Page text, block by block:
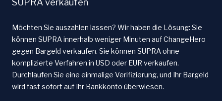
SUPRA verkaufen
Möchten Sie auszahlen lassen? Wir haben die Lösung: Sie
können SUPRA innerhalb weniger Minuten auf ChangeHero
gegen Bargeld verkaufen. Sie können SUPRA ohne
komplizierte Verfahren in USD oder EUR verkaufen.
Durchlaufen Sie eine einmalige Verifizierung, und Ihr Bargeld
wird fast sofort auf Ihr Bankkonto überwiesen.